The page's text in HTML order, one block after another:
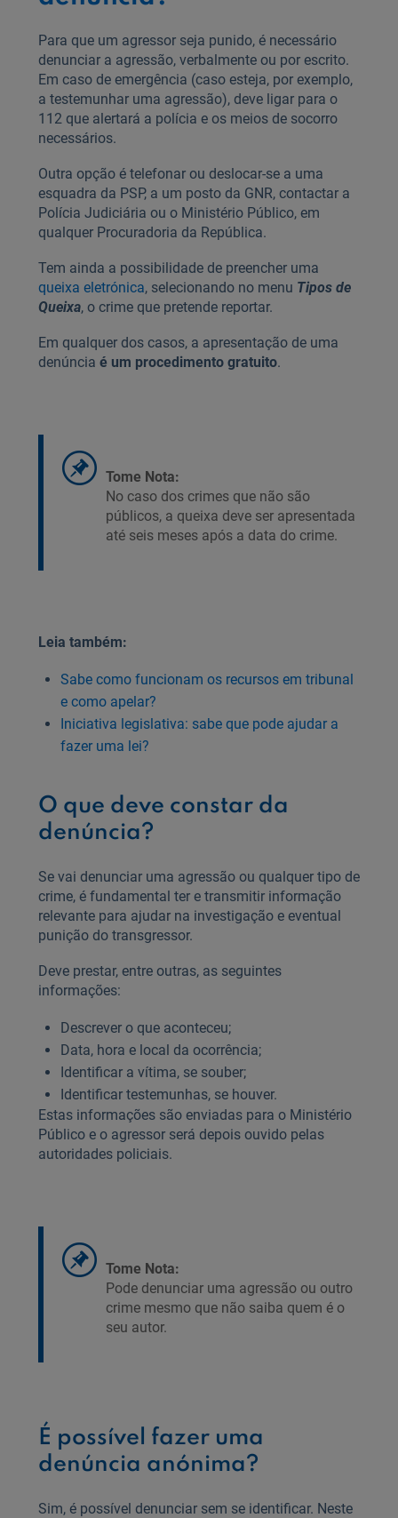
Para que um agressor seja punido, é necessário
denunciar a agressão, verbalmente ou por escrito.
Em caso de emergência (caso esteja, por exemplo,
a testemunhar uma agressão), deve ligar para o
112 que alertará a polícia e os meios de socorro
necessários.
Outra opção é telefonar ou deslocar-se a uma
esquadra da PSP, a um posto da GNR, contactar a
Polícia Judiciária ou o Ministério Público, em
qualquer Procuradoria da República.
Tem ainda a possibilidade de preencher uma
queixa eletrónica, selecionando no menu Tipos de
Queixa, o crime que pretende reportar.
Em qualquer dos casos, a apresentação de uma
denúncia é um procedimento gratuito.
Tome Nota:
No caso dos crimes que não são
públicos, a queixa deve ser apresentada
até seis meses após a data do crime.
Leia também:
Sabe como funcionam os recursos em tribunal
e como apelar?
Iniciativa legislativa: sabe que pode ajudar a
fazer uma lei?
O que deve constar da
denúncia?
Se vai denunciar uma agressão ou qualquer tipo de
crime, é fundamental ter e transmitir informação
relevante para ajudar na investigação e eventual
punição do transgressor.
Deve prestar, entre outras, as seguintes
informações:
Descrever o que aconteceu;
Data, hora e local da ocorrência;
Identificar a vítima, se souber;
Identificar testemunhas, se houver.
Estas informações são enviadas para o Ministério
Público e o agressor será depois ouvido pelas
autoridades policiais.
Tome Nota:
Pode denunciar uma agressão ou outro
crime mesmo que não saiba quem é o
seu autor.
É possível fazer uma
denúncia anónima?
Sim, é possível denunciar sem se identificar. Neste